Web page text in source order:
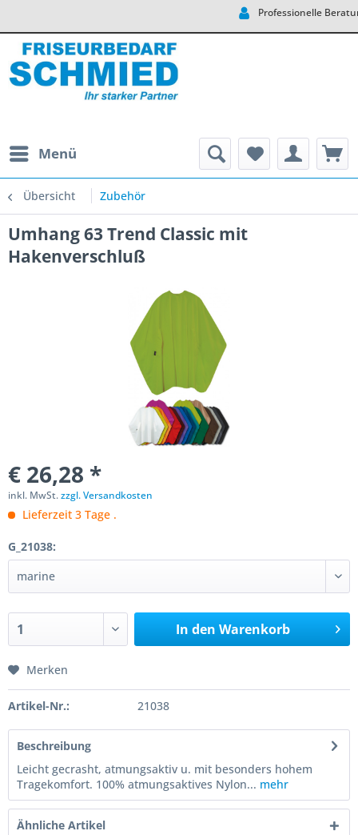
Professionelle Beratung
Menü
Übersicht Zubehör
Umhang 63 Trend Classic mit
Hakenverschluß
€ 26,28 *
inkl. MwSt.zzgl. Versandkosten
Lieferzeit 3 Tage .
G_21038:
In den Warenkorb
Merken
Artikel-Nr.: 21038
Beschreibung
Leicht gecrasht, atmungsaktiv u. mit besonders hohem
Tragekomfort. 100% atmungsaktives Nylon... mehr
Ähnliche Artikel